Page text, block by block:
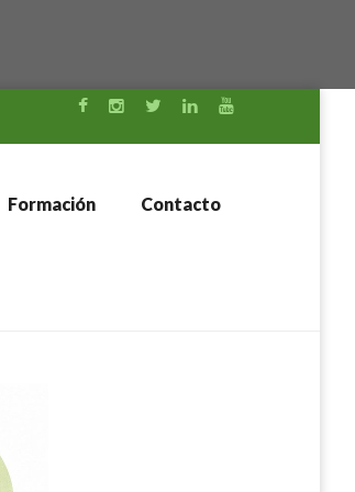
Formación Contacto